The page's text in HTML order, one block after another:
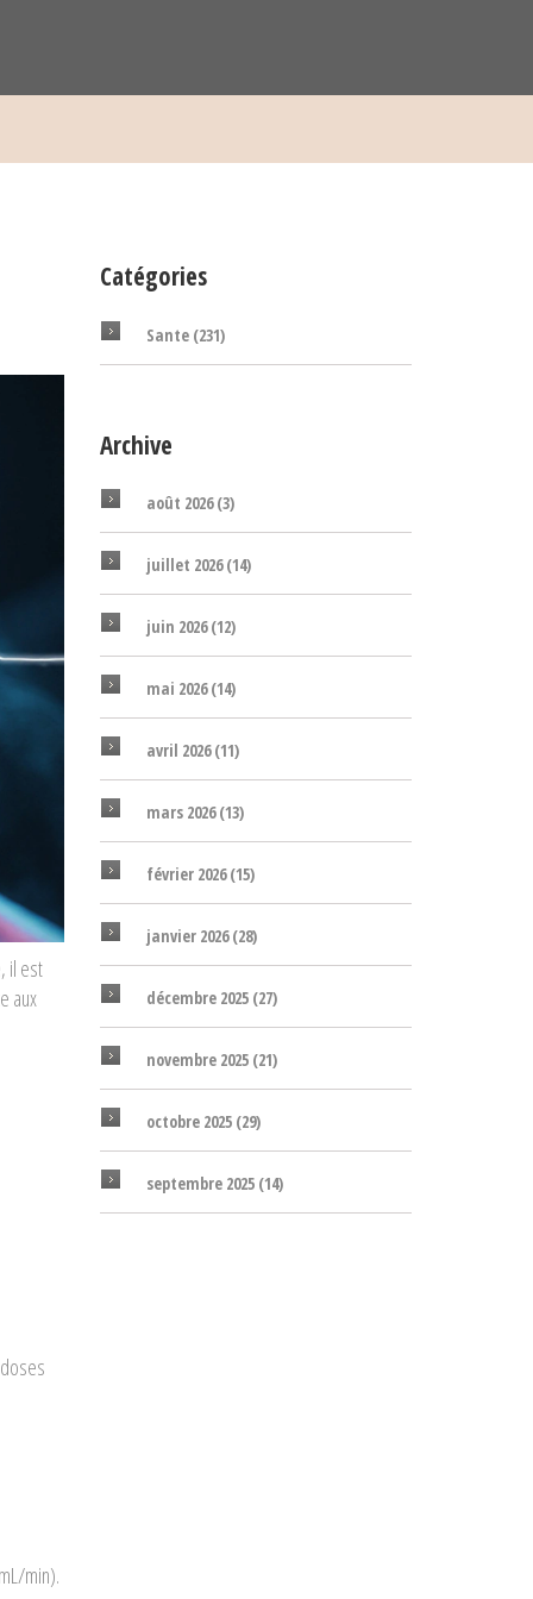
il est
aux
min).
Catégories
Sante (231)
Archive
août 2026(3)
juillet 2026(14)
juin 2026(12)
mai 2026(14)
avril 2026(11)
mars 2026(13)
février 2026(15)
janvier 2026(28)
décembre 2025 (27)
novembre 2025 (21)
octobre 2025 (29)
septembre 2025 (14)